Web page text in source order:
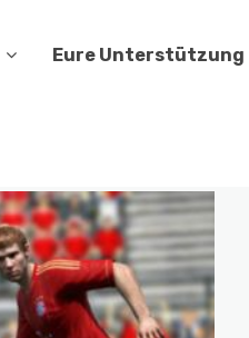
Eure Unterstützung